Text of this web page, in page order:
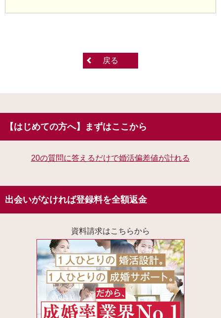
戻る
【はじめての方へ】まずはここから
20の質問に答えるだけで婚活偏差値が計れる
出会いがなければ登録料を全額返金
資料請求はこちらから